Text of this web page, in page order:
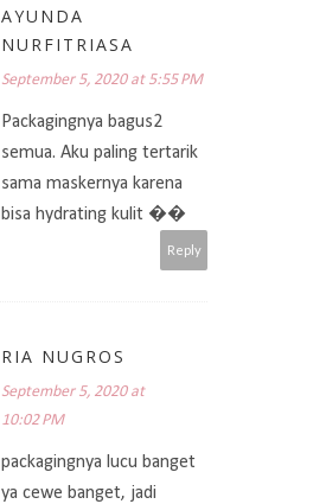
AYUNDA
NURFITRIASA
September 5, 2020 at 5:55 PM
Packagingnya bagus2
semua. Aku paling tertarik
sama maskernya karena
bisa hydrating kulit ��
Reply
RIA NUGROS
September 5, 2020 at
10:02 PM
packagingnya lucu banget
ya cewe banget, jadi